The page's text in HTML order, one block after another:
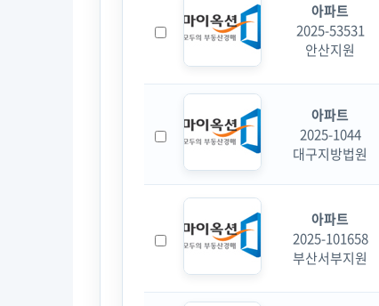
아파트
2025-53531
안산지원
아파트
2025-1044
대구지방법원
아파트
2025-101658
부산서부지원